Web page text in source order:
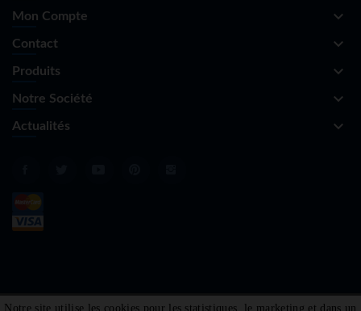
Notre site utilise les cookies pour les statistiques, le marketing et dans un
Mon Compte keyboard_arrow_down
Contact keyboard_arrow_down
Produits keyboard_arrow_down
Notre Société keyboard_arrow_down
Actualités keyboard_arrow_down